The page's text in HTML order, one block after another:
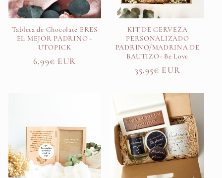
Tableta de Chocolate ERES
EL MEJOR PADRINO -
UTOPICK
Precio
6,99€ EUR
KIT DE CERVEZA
PERSONALIZADO
PADRINO/MADRINA DE
BAUTIZO- Be Love
Precio
35,95€ EUR